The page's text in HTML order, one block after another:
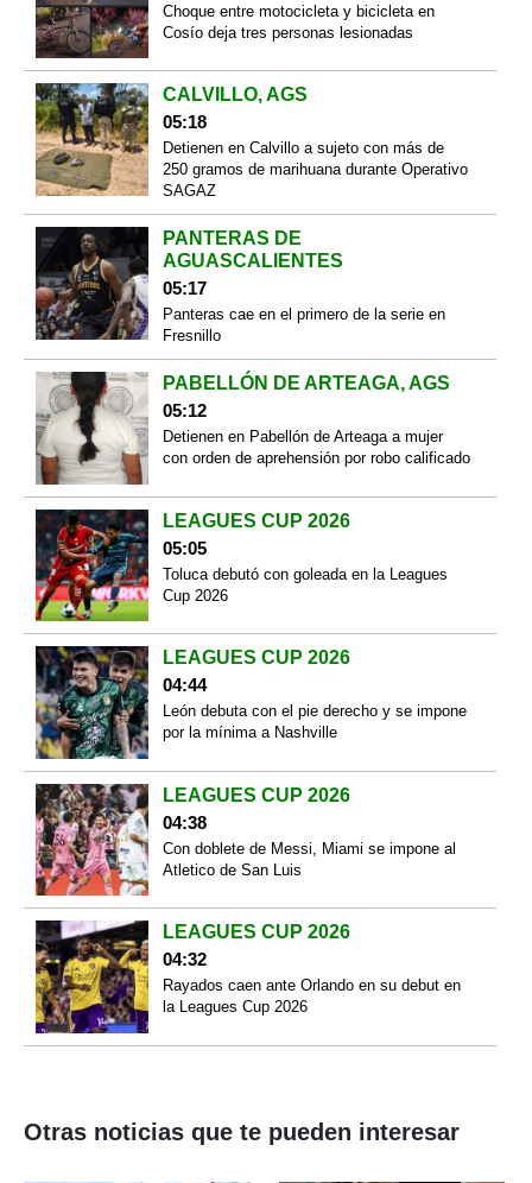
Choque entre motocicleta y bicicleta en
Cosío deja tres personas lesionadas
CALVILLO, AGS
05:18
Detienen en Calvillo a sujeto con más de
250 gramos de marihuana durante Operativo
SAGAZ
PANTERAS DE
AGUASCALIENTES
05:17
Panteras cae en el primero de la serie en
Fresnillo
PABELLÓN DE ARTEAGA, AGS
05:12
Detienen en Pabellón de Arteaga a mujer
con orden de aprehensión por robo calificado
LEAGUES CUP 2026
05:05
Toluca debutó con goleada en la Leagues
Cup 2026
LEAGUES CUP 2026
04:44
León debuta con el pie derecho y se impone
por la mínima a Nashville
LEAGUES CUP 2026
04:38
Con doblete de Messi, Miami se impone al
Atletico de San Luis
LEAGUES CUP 2026
04:32
Rayados caen ante Orlando en su debut en
la Leagues Cup 2026
Otras noticias que te pueden interesar